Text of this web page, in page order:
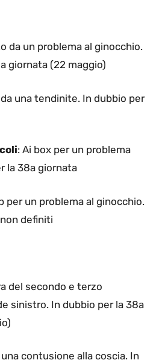
da un problema al ginocchio.
giornata (22 maggio)
una tendinite. In dubbio per
: Ai box per un problema
la 38a giornata
per un problema al ginocchio.
definiti
del secondo e terzo
sinistro. In dubbio per la 38a
contusione alla coscia. In